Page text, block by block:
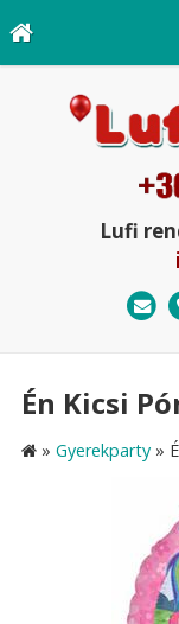
Lufi
Én Kicsi
» Gyerekparty »